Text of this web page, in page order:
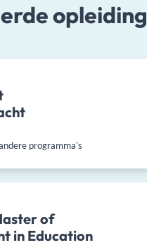
programma's
of
in Education